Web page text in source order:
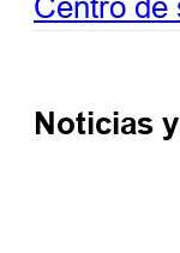
Noticias